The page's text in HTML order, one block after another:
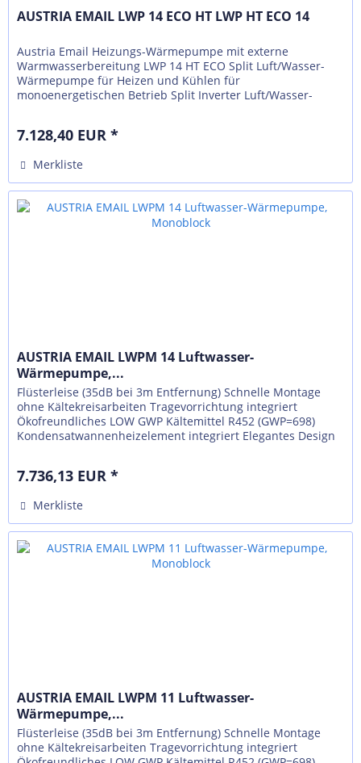
AUSTRIA EMAIL LWP 14 ECO HT LWP HT ECO 14
Austria Email Heizungs-Wärmepumpe mit externe
Warmwasserbereitung LWP 14 HT ECO Split Luft/Wasser-
Wärmepumpe für Heizen und Kühlen für
monoenergetischen Betrieb Split Inverter Luft/Wasser-
7.128,40 EUR *
Merkliste
AUSTRIA EMAIL LWPM 14 Luftwasser-
Wärmepumpe,...
Flüsterleise (35dB bei 3m Entfernung) Schnelle Montage
ohne Kältekreisarbeiten Tragevorrichtung integriert
Ökofreundliches LOW GWP Kältemittel R452 (GWP=698)
Kondensatwannenheizelement integriert Elegantes Design
7.736,13 EUR *
Merkliste
AUSTRIA EMAIL LWPM 11 Luftwasser-
Wärmepumpe,...
Flüsterleise (35dB bei 3m Entfernung) Schnelle Montage
ohne Kältekreisarbeiten Tragevorrichtung integriert